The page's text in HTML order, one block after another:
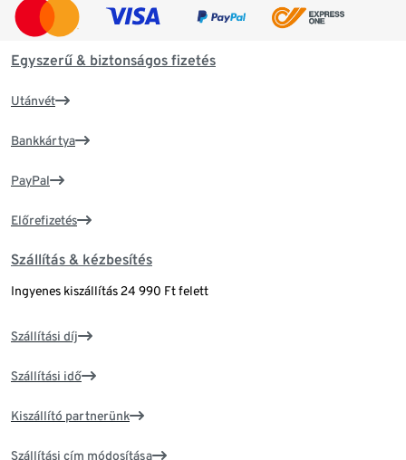
Egyszerű & biztonságos fizetés
Utánvét
Bankkártya
PayPal
Előrefizetés
Szállítás & kézbesítés
Ingyenes kiszállítás 24 990 Ft felett
Szállítási díj
Szállítási idő
Kiszállító partnerünk
Szállítási cím módosítása